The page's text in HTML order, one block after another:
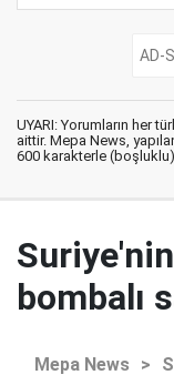
UYARI: Yorumların her
aittir. Mepa News,
600 karakterle (boşluklu)
bombalı
Mepa News >